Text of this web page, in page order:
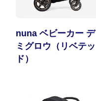
nuna ベビーカー デ
ミグロウ（リベテッ
ド）